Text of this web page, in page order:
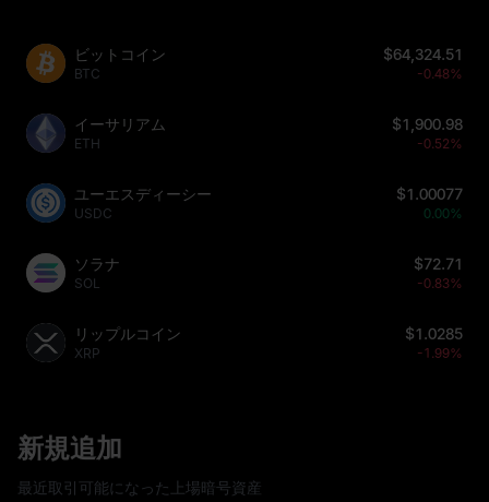
ビットコイン
BTC
$64,324.51
-0.48%
イーサリアム
ETH
$1,900.98
-0.52%
ユーエスディーシー
USDC
$1.00077
0.00%
ソラナ
SOL
$72.71
-0.83%
リップルコイン
XRP
$1.0285
-1.99%
新規追加
最近取引可能になった上場暗号資産